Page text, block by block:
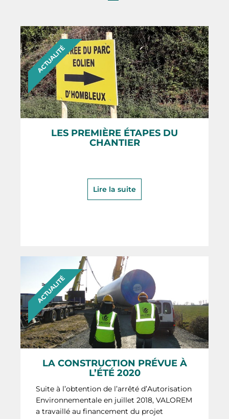
ACTUALITÉ
LES PREMIÈRE ÉTAPES DU
CHANTIER
Lire la suite
ACTUALITÉ
LA CONSTRUCTION PRÉVUE À
L’ÉTÉ 2020
Suite à l’obtention de l’arrêté d’Autorisation
Environnementale en juillet 2018, VALOREM
a travaillé au financement du projet